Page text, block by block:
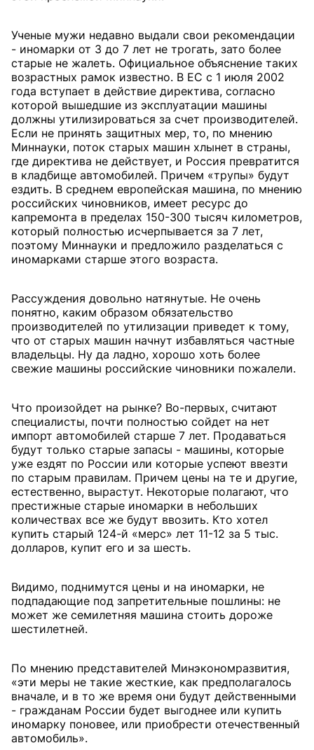
Ученые мужи недавно выдали свои рекомендации
- иномарки от 3 до 7 лет не трогать, зато более
старые не жалеть. Официальное объяснение таких
возрастных рамок известно. В ЕС с 1 июля 2002
года вступает в действие директива, согласно
которой вышедшие из эксплуатации машины
должны утилизироваться за счет производителей.
Если не принять защитных мер, то, по мнению
Миннауки, поток старых машин хлынет в страны,
где директива не действует, и Россия превратится
в кладбище автомобилей. Причем «трупы» будут
ездить. В среднем европейская машина, по мнению
российских чиновников, имеет ресурс до
капремонта в пределах 150-300 тысяч километров,
который полностью исчерпывается за 7 лет,
поэтому Миннауки и предложило разделаться с
иномарками старше этого возраста.
Рассуждения довольно натянутые. Не очень
понятно, каким образом обязательство
производителей по утилизации приведет к тому,
что от старых машин начнут избавляться частные
владельцы. Ну да ладно, хорошо хоть более
свежие машины российские чиновники пожалели.
Что произойдет на рынке? Во-первых, считают
специалисты, почти полностью сойдет на нет
импорт автомобилей старше 7 лет. Продаваться
будут только старые запасы - машины, которые
уже ездят по России или которые успеют ввезти
по старым правилам. Причем цены на те и другие,
естественно, вырастут. Некоторые полагают, что
престижные старые иномарки в небольших
количествах все же будут ввозить. Кто хотел
купить старый 124-й «мерс» лет 11-12 за 5 тыс.
долларов, купит его и за шесть.
Видимо, поднимутся цены и на иномарки, не
подпадающие под запретительные пошлины: не
может же семилетняя машина стоить дороже
шестилетней.
По мнению представителей Минэкономразвития,
«эти меры не такие жесткие, как предполагалось
вначале, и в то же время они будут действенными
- гражданам России будет выгоднее или купить
иномарку поновее, или приобрести отечественный
автомобиль».